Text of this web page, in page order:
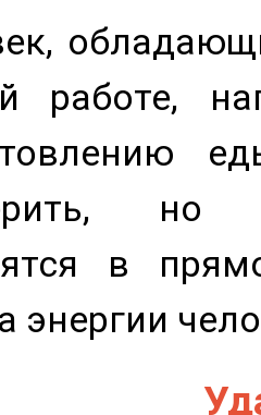
работе,
но
в
энергии